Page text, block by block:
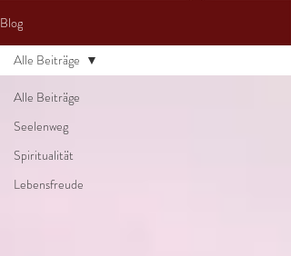
Blog
Alle Beiträge
Seelenweg
Spiritualität
Lebensfreude
Alle Beiträge